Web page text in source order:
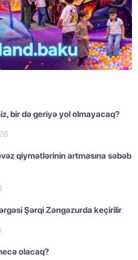
bir də geriyə yol olmayacaq?
qiymətlərinin artmasına səbəb
Şərqi Zəngəzurda keçirilir
olacaq?